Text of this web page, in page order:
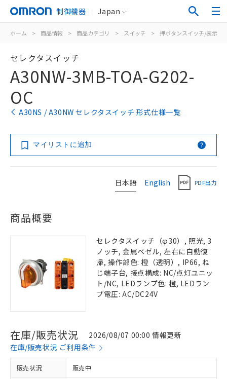
制御機器 Japan
ホーム > 商品情報 > 商品カテゴリ > スイッチ > 押ボタンスイッチ/表示灯
セレクタスイッチ
A30NW-3MB-TOA-G202-
OC
A30NS / A30NW セレクタスイッチ 形式仕様一覧
マイリストに追加
日本語 English PDF出力
商品概要
セレクタスイッチ（φ30）, 照光, 3
ノッチ, 金属ベゼル, 左右に自動復
帰, 操作部色: 橙（透明）, IP66, ね
じ端子台, 接点構成: NC/点灯ユニッ
ト/NC, LEDランプ色: 橙, LEDラン
プ電圧: AC/DC24V
在庫/販売状況
2026/08/07 00:00 情報更新
在庫/販売状況 ご利用条件
販売状況 販売中